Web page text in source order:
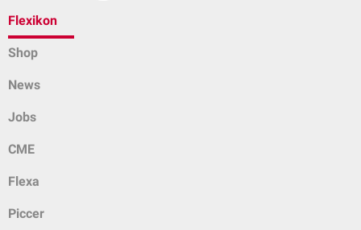
Flexikon
Shop
News
Jobs
CME
Flexa
Piccer